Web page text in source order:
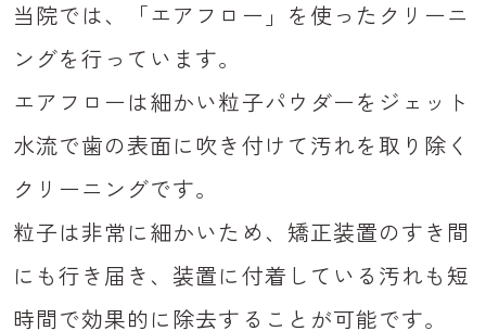
当院では、「エアフロー」を使ったクリーニ
ングを行っています。
エアフローは細かい粒子パウダーをジェット
水流で歯の表面に吹き付けて汚れを取り除く
クリーニングです。
粒子は非常に細かいため、矯正装置のすき間
にも行き届き、装置に付着している汚れも短
時間で効果的に除去することが可能です。